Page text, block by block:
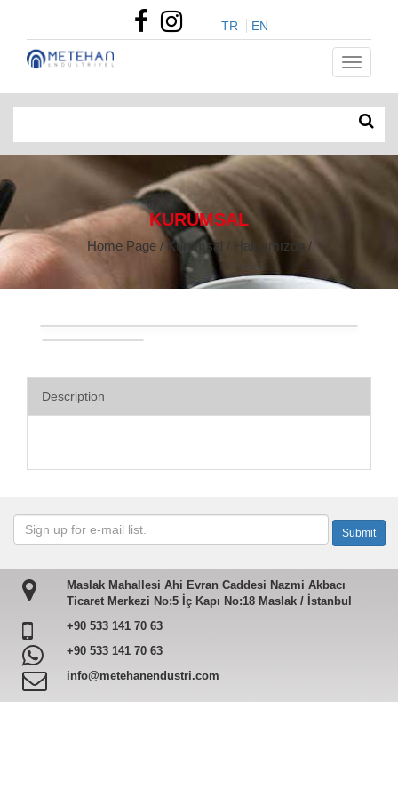
TR EN
KURUMSAL
Home Page / Kurumsal / Hakkımızda /
Description
Maslak Mahallesi Ahi Evran Caddesi Nazmi Akbacı
Ticaret Merkezi No:5 İç Kapı No:18 Maslak / İstanbul
+90 533 141 70 63
+90 533 141 70 63
info@metehanendustri.com